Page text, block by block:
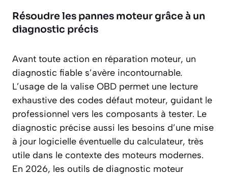
Résoudre les pannes moteur grâce à un
diagnostic précis
Avant toute action en réparation moteur, un
diagnostic fiable s’avère incontournable.
L’usage de la valise OBD permet une lecture
exhaustive des codes défaut moteur, guidant le
professionnel vers les composants à tester. Le
diagnostic précise aussi les besoins d’une mise
à jour logicielle éventuelle du calculateur, très
utile dans le contexte des moteurs modernes.
En 2026, les outils de diagnostic moteur